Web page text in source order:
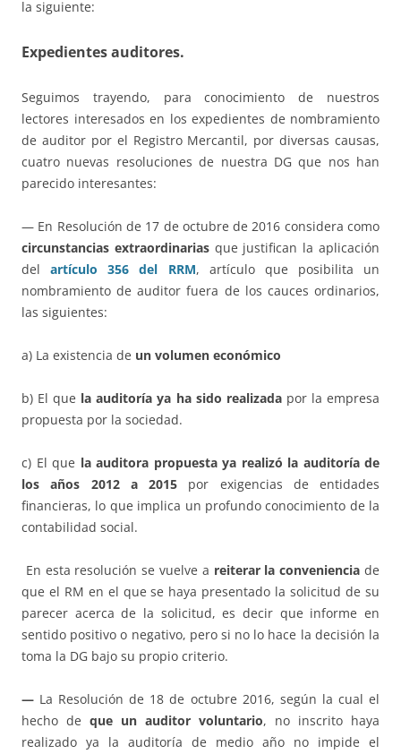
la siguiente:
Expedientes auditores.
Seguimos trayendo, para conocimiento de nuestros
lectores interesados en los expedientes de nombramiento
de auditor por el Registro Mercantil, por diversas causas,
cuatro nuevas resoluciones de nuestra DG que nos han
parecido interesantes:
— En Resolución de 17 de octubre de 2016 considera como
circunstancias extraordinariasque justifican la aplicación
delartículo 356 del RRM, artículo que posibilita un
nombramiento de auditor fuera de los cauces ordinarios,
las siguientes:
a) La existencia de un volumen económico
b) El que la auditoría ya ha sido realizadapor la empresa
propuesta por la sociedad.
c) El que la auditora propuesta ya realizó la auditoría de
los años 2012 a 2015 por exigencias de entidades
financieras, lo que implica un profundo conocimiento de la
contabilidad social.
En esta resolución se vuelve a reiterar la conveniencia de
que el RM en el que se haya presentado la solicitud de su
parecer acerca de la solicitud, es decir que informe en
sentido positivo o negativo, pero si no lo hace la decisión la
toma la DG bajo su propio criterio.
— La Resolución de 18 de octubre 2016, según la cual el
hecho de que un auditor voluntario, no inscrito haya
realizado ya la auditoría de medio año no impide el